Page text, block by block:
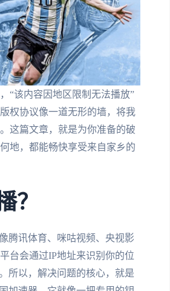
“该内容因地区限制无法播放”
权协议像一道无形的墙，将我
这篇文章，就是为你准备的破
地，都能畅快享受来自家乡的
？
腾讯体育、咪咕视频、央视影
台会通过IP地址来识别你的位
所以，解决问题的核心，就是